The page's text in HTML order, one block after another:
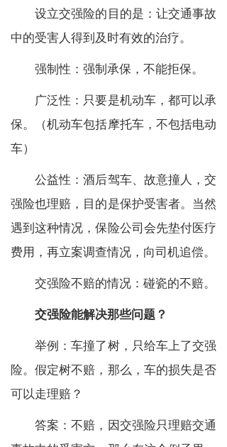
设立交强险的目的是：让交通事故
中的受害人得到及时有效的治疗。
强制性：强制承保，不能拒保。
广泛性：只要是机动车，都可以承
保。（机动车包括摩托车，不包括电动
车）
公益性：酒后驾车、故意撞人，交
强险也理赔，目的是保护受害者。当然
遇到这种情况，保险公司会先垫付医疗
费用，再立案调查情况，向司机追偿。
交强险不赔的情况：碰瓷的不赔。
交强险能解决那些问题？
举例：车撞了树，只给车上了交强
险。假定树不赔，那么，车的损失是否
可以走理赔？
答案：不赔，因交强险只理赔交通